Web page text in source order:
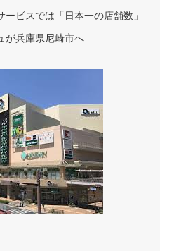
ビスでは「日本一の店舗数」
が兵庫県尼崎市へ